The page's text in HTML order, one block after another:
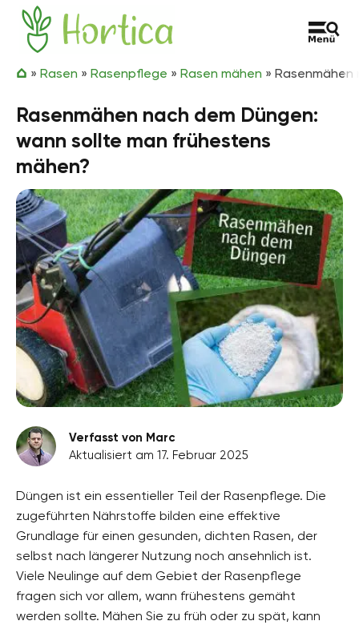
Zum Inhalt springen
Hortica
» Rasen » Rasenpflege » Rasen mähen » Rasenmähen
Rasenmähen nach dem Düngen:
wann sollte man frühestens
mähen?
Verfasst von Marc
Aktualisiert am 17. Februar 2025
Düngen ist ein essentieller Teil der Rasenpflege. Die
zugeführten Nährstoffe bilden eine effektive
Grundlage für einen gesunden, dichten Rasen, der
selbst nach längerer Nutzung noch ansehnlich ist.
Viele Neulinge auf dem Gebiet der Rasenpflege
fragen sich vor allem, wann frühestens gemäht
werden sollte. Mähen Sie zu früh oder zu spät, kann